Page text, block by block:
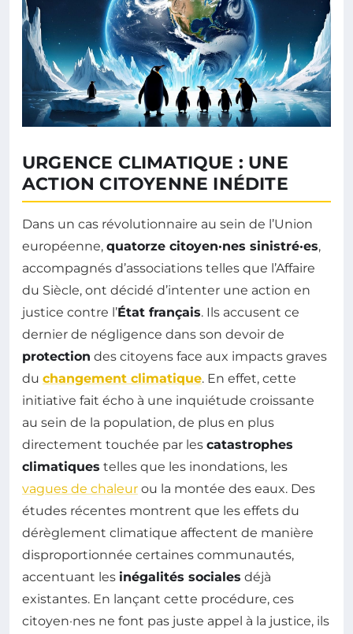
URGENCE CLIMATIQUE : UNE
ACTION CITOYENNE INÉDITE
Dans un cas révolutionnaire au sein de l’Union
européenne, quatorze citoyen·nes sinistré·es,
accompagnés d’associations telles que l’Affaire
du Siècle, ont décidé d’intenter une action en
justice contre l’État français. Ils accusent ce
dernier de négligence dans son devoir de
protection des citoyens face aux impacts graves
du changement climatique. En effet, cette
initiative fait écho à une inquiétude croissante
au sein de la population, de plus en plus
directement touchée par les catastrophes
climatiques telles que les inondations, les
vagues de chaleur ou la montée des eaux. Des
études récentes montrent que les effets du
dérèglement climatique affectent de manière
disproportionnée certaines communautés,
accentuant les inégalités sociales déjà
existantes. En lançant cette procédure, ces
citoyen·nes ne font pas juste appel à la justice, ils